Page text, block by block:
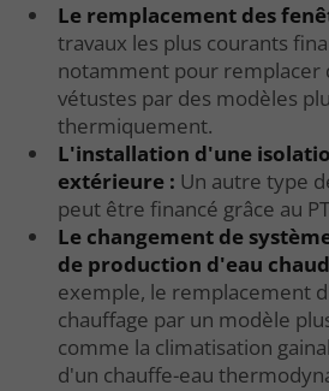
Le remplacement des
travaux les plus courants
notamment pour remplacer
vétustes par des modèles
thermiquement.
L'installation d'une
extérieure : Un autre type
peut être financé grâce au
Le changement de
de production d'eau
exemple, le remplacement
chauffage par un modèle
comme la climatisation
d'un chauffe-eau